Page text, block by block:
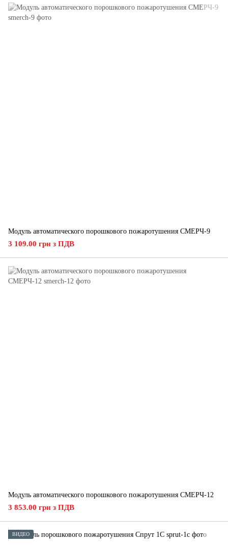
Модуль автоматического порошкового пожаротушения СМЕРЧ-9
3 109.00 грн з ПДВ
Модуль автоматического порошкового пожаротушения СМЕРЧ-12
3 853.00 грн з ПДВ
ВИДЕО